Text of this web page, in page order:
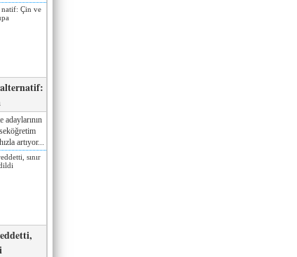
adaylarının
artıyor...